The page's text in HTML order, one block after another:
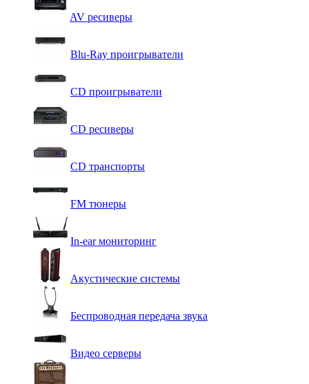
AV ресиверы
Blu-Ray проигрыватели
CD проигрыватели
CD ресиверы
CD транспорты
FM тюнеры
In-ear мониторинг
Акустические системы
Беспроводная передача звука
Видео серверы